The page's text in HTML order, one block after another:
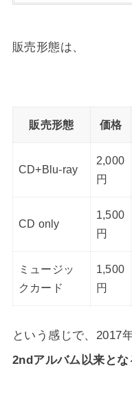
販売形態は、
販売形態 価格
CD+Blu-ray
2,000
円
CD only
1,500
円
ミュージッ
クカード
1,500
円
という感じで、2017
2ndアルバム以来と